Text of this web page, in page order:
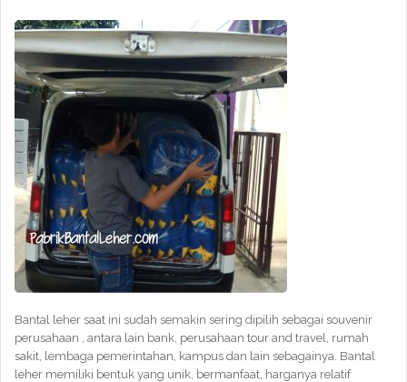
Bantal leher saat ini sudah semakin sering dipilih sebagai souvenir
perusahaan , antara lain bank, perusahaan tour and travel, rumah
sakit, lembaga pemerintahan, kampus dan lain sebagainya. Bantal
leher memiliki bentuk yang unik, bermanfaat, harganya relatif